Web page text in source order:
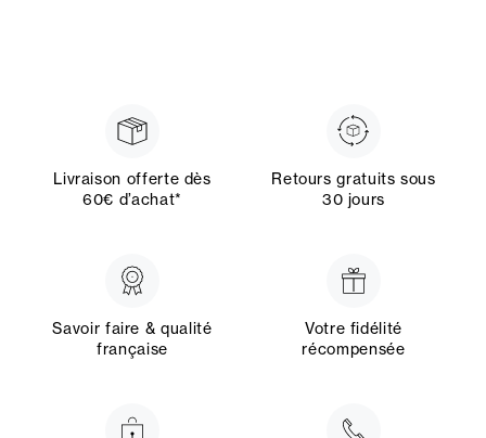
Livraison offerte dès
60€ d’achat*
Retours gratuits sous
30 jours
Savoir faire & qualité
française
Votre fidélité
récompensée